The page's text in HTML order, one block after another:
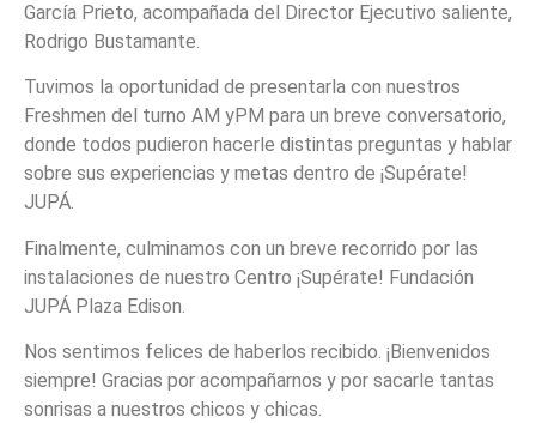
García Prieto, acompañada del Director Ejecutivo saliente,
Rodrigo Bustamante.
Tuvimos la oportunidad de presentarla con nuestros
Freshmen del turno AM yPM para un breve conversatorio,
donde todos pudieron hacerle distintas preguntas y hablar
sobre sus experiencias y metas dentro de ¡Supérate!
JUPÁ.
Finalmente, culminamos con un breve recorrido por las
instalaciones de nuestro Centro ¡Supérate! Fundación
JUPÁ Plaza Edison.
Nos sentimos felices de haberlos recibido. ¡Bienvenidos
siempre! Gracias por acompañarnos y por sacarle tantas
sonrisas a nuestros chicos y chicas.